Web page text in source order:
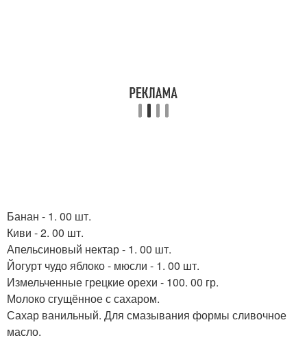
Банан - 1. 00 шт.
Киви - 2. 00 шт.
Апельсиновый нектар - 1. 00 шт.
Йогурт чудо яблоко - мюсли - 1. 00 шт.
Измельченные грецкие орехи - 100. 00 гр.
Молоко сгущённое с сахаром.
Сахар ванильный. Для смазывания формы сливочное
масло.